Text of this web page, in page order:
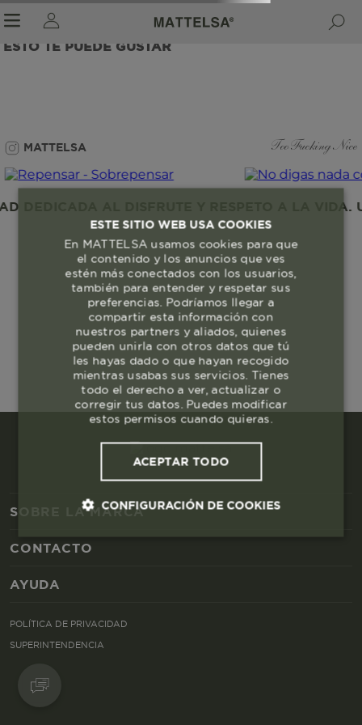
ESTO TE PUEDE GUSTAR
MATTELSA Too Fucking Nice
AL DISFRUTE Y RESPETO A LA
SOBRE LA MARCA
CONTACTO
AYUDA
POLÍTICA DE PRIVACIDAD
SUPERINTENDENCIA
ESTE SITIO WEB USA COOKIES
En MATTELSA usamos cookies para que
el contenido y los anuncios que ves
estén más conectados con los usuarios,
también para entender y respetar sus
preferencias. Podríamos llegar a
compartir esta información con
nuestros partners y aliados, quienes
pueden unirla con otros datos que tú
les hayas dado o que hayan recogido
mientras usabas sus servicios. Tienes
todo el derecho a ver, actualizar o
corregir tus datos. Puedes modificar
estos permisos cuando quieras.
ACEPTAR TODO
CONFIGURACIÓN DE COOKIES